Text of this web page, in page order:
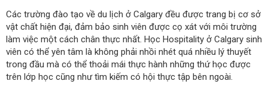
Các trường đào tạo về du lịch ở Calgary đều được trang bị cơ sở
vật chất hiện đại, đảm bảo sinh viên được cọ xát với môi trường
làm việc một cách chân thực nhất. Học Hospitality ở Calgary sinh
viên có thể yên tâm là không phải nhồi nhét quá nhiều lý thuyết
trong đầu mà có thể thoải mái thực hành những thứ học được
trên lớp học cũng như tìm kiếm có hội thực tập bên ngoài.